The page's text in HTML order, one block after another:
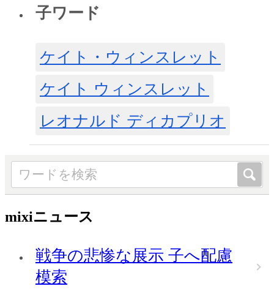
子ワード
ケイト・ウィンスレット
ケイト ウィンスレット
レオナルド ディカプリオ
mixiニュース
戦争の悲惨な展示 子へ配慮
模索